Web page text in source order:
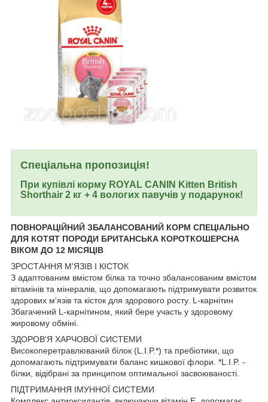
Спеціальна пропозиція!
При купівлі корму ROYAL CANIN Kitten British
Shorthair 2 кг + 4 вологих павучів у подарунок!
ПОВНОРАЦІЙНИЙ ЗБАЛАНСОВАНИЙ КОРМ СПЕЦІАЛЬНО
ДЛЯ КОТЯТ ПОРОДИ БРИТАНСЬКА КОРОТКОШЕРСНА
ВІКОМ ДО 12 МІСЯЦІВ
ЗРОСТАННЯ М'ЯЗІВ І КІСТОК
З адаптованим вмістом білка та точно збалансованим вмістом
вітамінів та мінералів, що допомагають підтримувати розвиток
здорових м'язів та кісток для здорового росту. L-карнітин
Збагачений L-карнітином, який бере участь у здоровому
жировому обміні.
ЗДОРОВ'Я ХАРЧОВОЇ СИСТЕМИ
Високоперетравлюваний білок (L.I.P.*) та пребіотики, що
допомагають підтримувати баланс кишкової флори. *L.I.P. -
білки, відібрані за принципом оптимальної засвоюваності.
ПІДТРИМАННЯ ІМУННОЇ СИСТЕМИ